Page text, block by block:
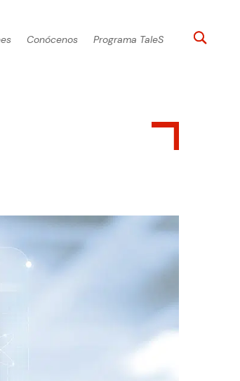
Conócenos Programa TaleS